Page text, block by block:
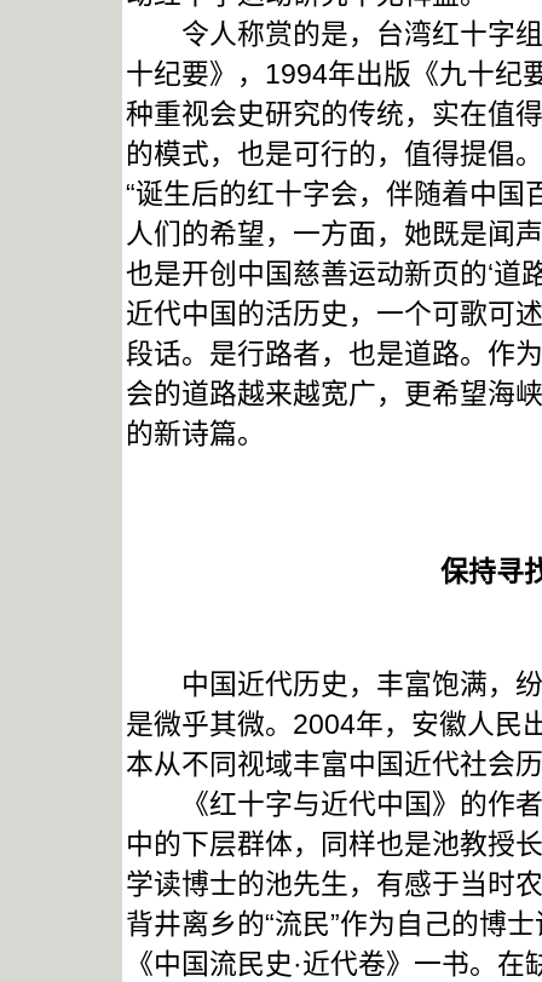
令人称赏的是，台湾红十字组
十纪要》，1994年出版《九十纪
种重视会史研究的传统，实在值
的模式，也是可行的，值得提倡。
“诞生后的红十字会，伴随着中
人们的希望，一方面，她既是闻
也是开创中国慈善运动新页的‘道
近代中国的活历史，一个可歌可
段话。是行路者，也是道路。作
会的道路越来越宽广，更希望海
的新诗篇。
保持寻
中国近代历史，丰富饱满，纷
是微乎其微。2004年，安徽人民
本从不同视域丰富中国近代社会
《红十字与近代中国》的作者
中的下层群体，同样也是池教授
学读博士的池先生，有感于当时
背井离乡的“流民”作为自己的博
《中国流民史·近代卷》一书。